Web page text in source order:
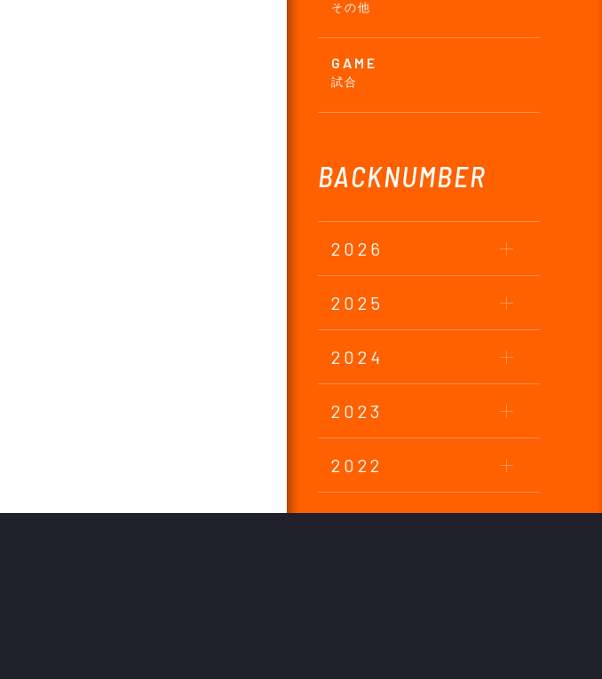
その他
GAME
試合
BACKNUMBER
2026
2025
2024
2023
2022
2021